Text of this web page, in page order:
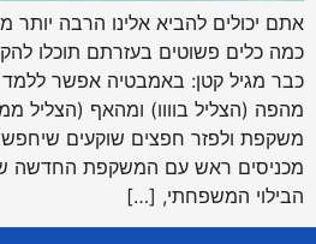
אתם יכולים להביא אלינו הרבה יותר
כמה כלים פשוטים בעזרתם תוכלו
כבר מגיל קטן: באמבטיה אפשר ללמד
מהפה (הצליל בוווו) ומהאף (הצליל
משקפת ולפזר חפצים שוקעים
מכניסים ראש עם המשקפת החדשה
הבילוי המשפחתי, […]